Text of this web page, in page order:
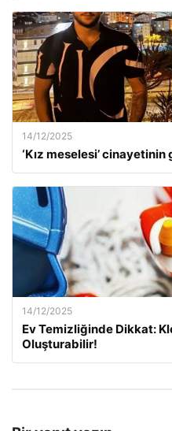
14/12/2025
‘Kız meselesi’
14/12/2025
Ev Temizliğinde Dikkat:
Oluşturabilir!